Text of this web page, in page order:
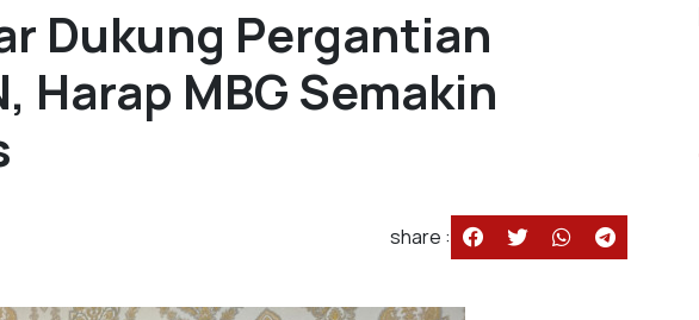
Dukung Pergantian
Harap MBG Semakin
share :